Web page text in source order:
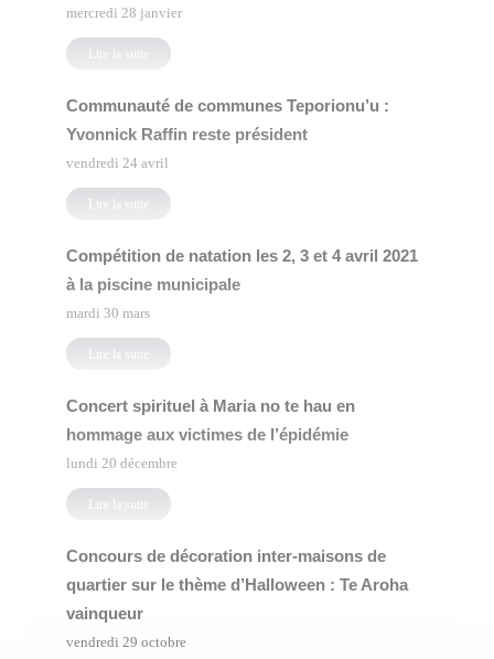
mercredi 28 janvier
Lire la suite
Communauté de communes Teporionu’u :
Yvonnick Raffin reste président
vendredi 24 avril
Lire la suite
Compétition de natation les 2, 3 et 4 avril 2021
à la piscine municipale
mardi 30 mars
Lire la suite
Concert spirituel à Maria no te hau en
hommage aux victimes de l’épidémie
lundi 20 décembre
Lire la suite
Concours de décoration inter-maisons de
quartier sur le thème d’Halloween : Te Aroha
vainqueur
vendredi 29 octobre